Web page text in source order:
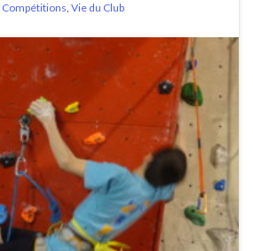
Compétitions, Vie du Club